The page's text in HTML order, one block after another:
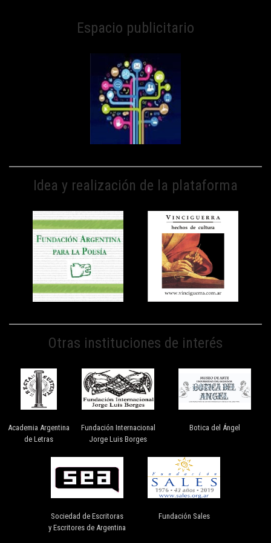
Espacio publicitario
Idea y realización de la plataforma
Otras instituciones de interés
Academia Argentina
de Letras
Fundación Internacional
Jorge Luis Borges
Botica del Ángel
Sociedad de Escritoras
y Escritores de Argentina
Fundación Sales